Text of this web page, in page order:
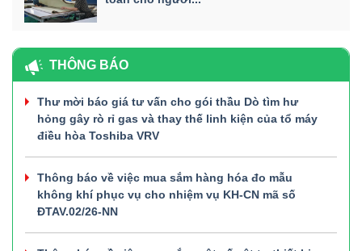
THÔNG BÁO
Thư mời báo giá tư vấn cho gói thầu Dò tìm hư
hỏng gây rò rỉ gas và thay thế linh kiện của tổ máy
điều hòa Toshiba VRV
Thông báo về việc mua sắm hàng hóa đo mẫu
không khí phục vụ cho nhiệm vụ KH-CN mã số
ĐTAV.02/26-NN